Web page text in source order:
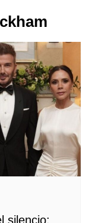
silencio: